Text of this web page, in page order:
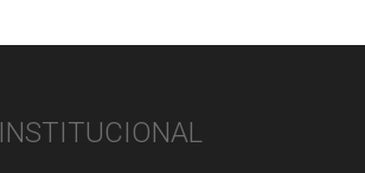
INSTITUCIONAL